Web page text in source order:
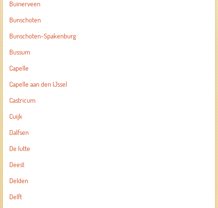
Buinerveen
Bunschoten
Bunschoten-Spakenburg
Bussum
Capelle
Capelle aan den IJssel
Castricum
Cuijk
Dalfsen
De lutte
Deest
Delden
Delft